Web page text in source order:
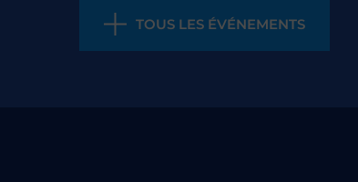
TOUS LES ÉVÉNEMENTS